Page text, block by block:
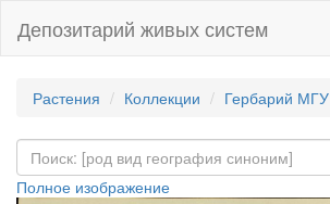
Депозитарий живых систем
Растения Коллекции Гербарий МГУ
Полное изображение